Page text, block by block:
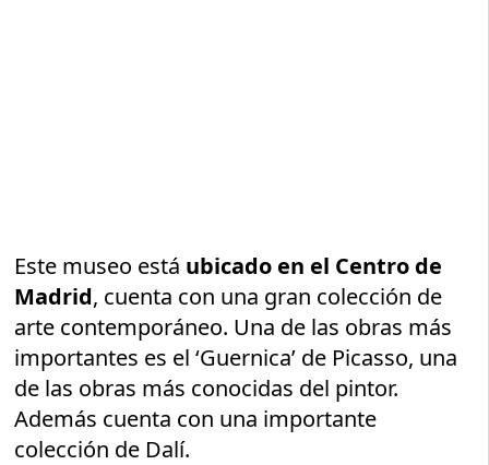
Este museo está ubicado en el Centro de
Madrid, cuenta con una gran colección de
arte contemporáneo. Una de las obras más
importantes es el ‘Guernica’ de Picasso, una
de las obras más conocidas del pintor.
Además cuenta con una importante
colección de Dalí.